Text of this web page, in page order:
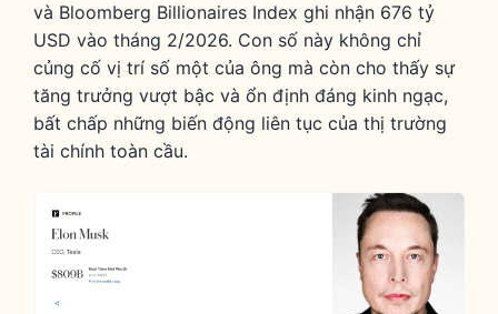
và Bloomberg Billionaires Index ghi nhận 676 tỷ
USD vào tháng 2/2026. Con số này không chỉ
củng cố vị trí số một của ông mà còn cho thấy sự
tăng trưởng vượt bậc và ổn định đáng kinh ngạc,
bất chấp những biến động liên tục của thị trường
tài chính toàn cầu.